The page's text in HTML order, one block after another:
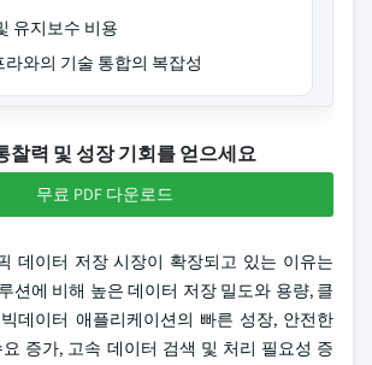
유지보수 비용
라와의 기술 통합의 복잡성
찰력 및 성장 기회를 얻으세요
무료 PDF 다운로드
데이터 저장 시장이 확장되고 있는 이유는
션에 비해 높은 데이터 저장 밀도와 용량, 클
데이터 애플리케이션의 빠른 성장, 안전한
증가, 고속 데이터 검색 및 처리 필요성 증